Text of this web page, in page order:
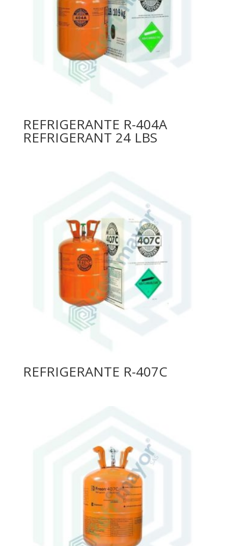
REFRIGERANTE R-404A
REFRIGERANT 24 LBS
REFRIGERANTE R-407C